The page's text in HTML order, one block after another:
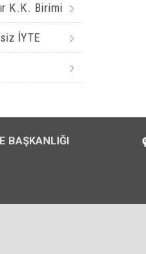
K.K. Birimi
İYTE
BAŞKANLIĞI